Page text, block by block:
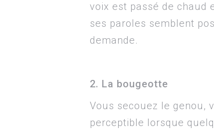
voix est passé de chaud
ses paroles semblent
demande.
2. La bougeotte
Vous secouez le genou,
perceptible lorsque